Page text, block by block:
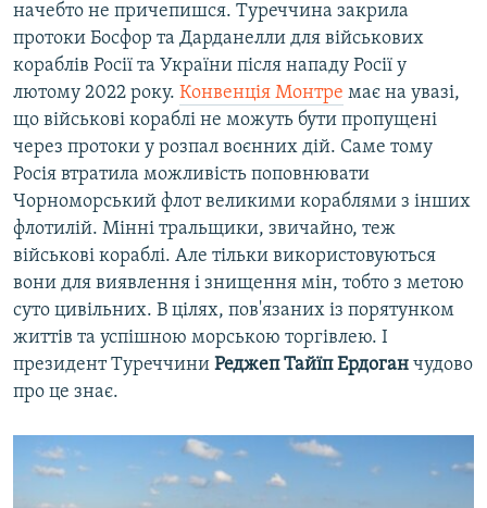
начебто не причепишся. Туреччина закрила
протоки Босфор та Дарданелли для військових
кораблів Росії та України після нападу Росії у
лютому 2022 року. Конвенція Монтре має на увазі,
що військові кораблі не можуть бути пропущені
через протоки у розпал воєнних дій. Саме тому
Росія втратила можливість поповнювати
Чорноморський флот великими кораблями з інших
флотилій. Мінні тральщики, звичайно, теж
військові кораблі. Але тільки використовуються
вони для виявлення і знищення мін, тобто з метою
суто цивільних. В цілях, пов'язаних із порятунком
життів та успішною морською торгівлею. І
президент Туреччини Реджеп Тайїп Ердоган чудово
про це знає.